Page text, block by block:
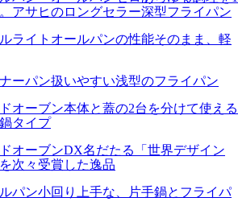
アサヒのロングセラー深型フライパン
ライト オールパンの性能そのまま、軽
ーパン扱いやすい浅型のフライパン
オーブン本体と蓋の2台を分けて使える
タイプ
オーブンDX名だたる「世界デザイン
次々受賞した逸品
パン小回り上手な、片手鍋とフライパ